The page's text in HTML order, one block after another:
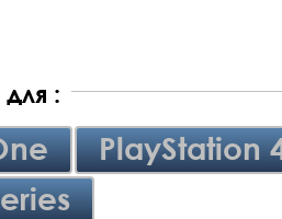
:
PlayStation